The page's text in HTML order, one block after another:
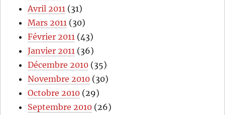
Avril 2011 (31)
Mars 2011 (30)
Février 2011 (43)
Janvier 2011 (36)
Décembre 2010 (35)
Novembre 2010 (30)
Octobre 2010 (29)
Septembre 2010 (26)